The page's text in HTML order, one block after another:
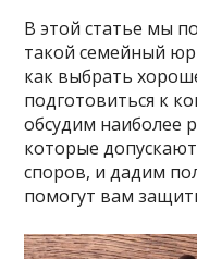
В этой статье мы
такой семейный
как выбрать
подготовиться к
обсудим наиболее
которые
споров, и дадим
помогут вам